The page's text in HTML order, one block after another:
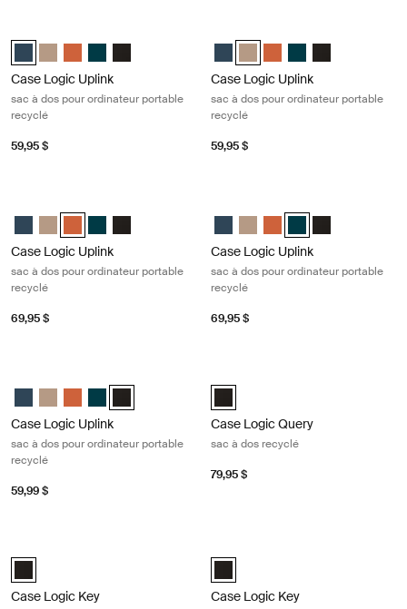
Case Logic Uplink Recycled Backpack Navy Blue (selected)
Case Logic Uplink Recycled Backpack Boulder Beige
Case Logic Uplink Recycled Backpack Raw Copper
Case Logic Uplink Recycled Backpack Deep Teal
Case Logic Uplink Recycled Backpack Noir
Case Logic Uplink
sac à dos pour ordinateur portable
recyclé
59,95 $
Case Logic Uplink Recycled
Case Logic Uplink Recycled
Case Logic Uplink
Case Logic Uplink
Case Logic
Case Logic Uplink
sac à dos pour ordinateur portable
recyclé
59,95 $
Case Logic Uplink Recycled Backpack Navy Blue
Case Logic Uplink Recycled Backpack Boulder Beige
Case Logic Uplink Recycled Backpack Raw Copper
Case Logic Uplink Recycled Backpack Deep Teal
Case Logic Uplink Recycled Backpack Noir
Case Logic Uplink
sac à dos pour ordinateur portable
recyclé
69,95 $
Case Logic Uplink Recycled
Case Logic Uplink Recycled
Case Logic Uplink
Case Logic Uplink
Case Logic
Case Logic Uplink
sac à dos pour ordinateur portable
recyclé
69,95 $
Case Logic Uplink Recycled Backpack Navy Blue
Case Logic Uplink Recycled Backpack Boulder Beige
Case Logic Uplink Recycled Backpack Raw Copper
Case Logic Uplink Recycled Backpack Deep Teal
Case Logic Uplink Recycled Backpack Noir
Case Logic Uplink
sac à dos pour ordinateur portable
recyclé
59,99 $
Case Logic Query Recycled
Case Logic Query
sac à dos recyclé
79,95 $
Case Logic Key Backpack Noir (selected)
Case Logic Key
Case Logic Key Backpack Plus
Case Logic Key